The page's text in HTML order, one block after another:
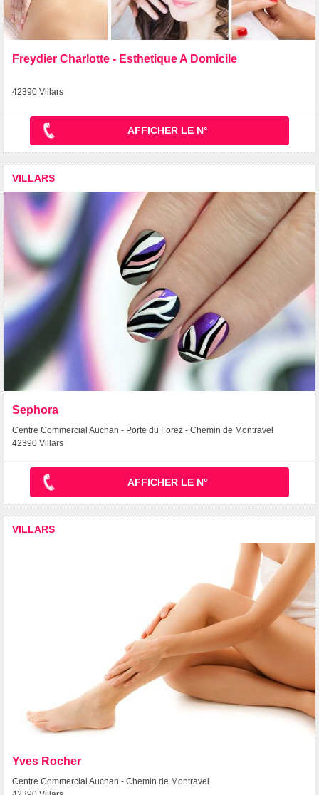
Freydier Charlotte - Esthetique A Domicile
42390 Villars
AFFICHER LE N°
VILLARS
Sephora
Centre Commercial Auchan - Porte du Forez - Chemin de Montravel
42390 Villars
AFFICHER LE N°
VILLARS
Yves Rocher
Centre Commercial Auchan - Chemin de Montravel